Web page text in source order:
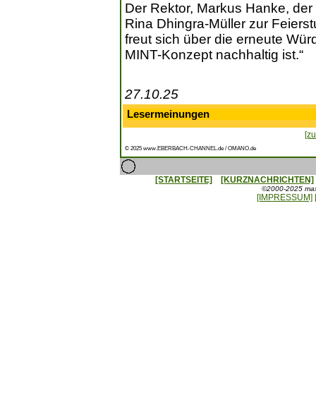
Der Rektor, Markus Hanke,
Rina Dhingra-Müller zur
freut sich über die erneute
MINT-Konzept nachhaltig ist.“
27.10.25
Lesermeinungen
© 2025 www.EBERBACH-CHANNEL.de / OMANO.de
[STARTSEITE] [KURZNACHRICHTEN]
©2000-2025
[IMPRESSUM]